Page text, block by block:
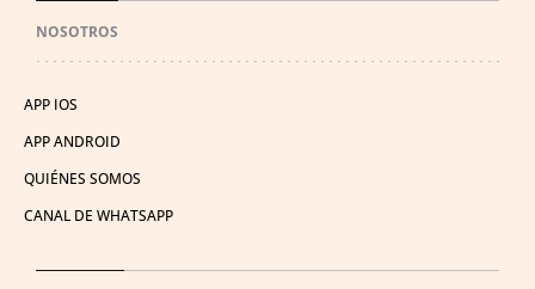
NOSOTROS
APP IOS
APP ANDROID
QUIÉNES SOMOS
CANAL DE WHATSAPP